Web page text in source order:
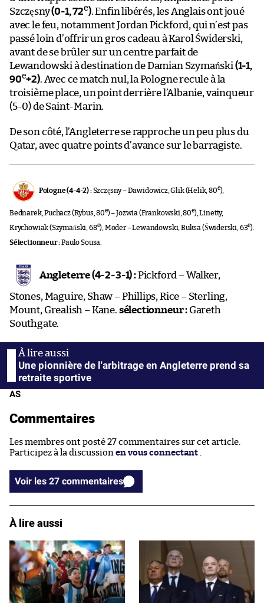
Szczęsny(0-1, 72e). Enfin libérés, les Anglais ont joué
avec le feu, notamment Jordan Pickford, qui n’est pas
passé loin d’offrir un gros cadeau à Karol Świderski,
avant de se brûler sur un centre parfait de
Lewandowski à destination de Damian Szymański (1-1,
90e+2). Avec ce match nul, la Pologne recule à la
troisième place, un point derrière l’Albanie, vainqueur
(5-0) de Saint-Marin.
De son côté, l’Angleterre se rapproche un peu plus du
Qatar, avec quatre points d’avance sur le barragiste.
Pologne (4-4-2) :Szczęsny – Dawidowicz, Glik (Helik, 80e),
Bednarek, Puchacz (Rybus, 80e) – Jozwia (Frankowski, 80e), Linetty,
Krychowiak (Szymański, 68e), Moder – Lewandowski, Buksa (Świderski, 63e).
Sélectionneur :Paulo Sousa.
Angleterre (4-2-3-1) :Pickford – Walker,
Stones, Maguire, Shaw – Phillips, Rice – Sterling,
Mount, Grealish – Kane. sélectionneur : Gareth
Southgate.
Une pionnière de l'arbitrage en Angleterre prend sa
retraite sportive
AS
Commentaires
Les membres ont posté 27 commentaires sur cet article.
Participez à la discussion en vous connectant
Voir les 27 commentaires
À lire aussi